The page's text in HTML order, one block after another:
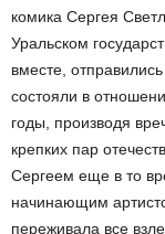
комика Сергея
Уральском
вместе,
состояли в
годы, производя
крепких пар
Сергеем еще в то
начинающим
переживала все